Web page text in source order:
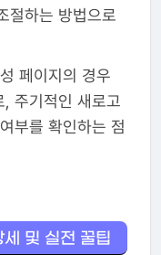
절하는 방법으로
페이지의 경우
주기적인 새로고
부를 확인하는 점
및 실전 꿀팁